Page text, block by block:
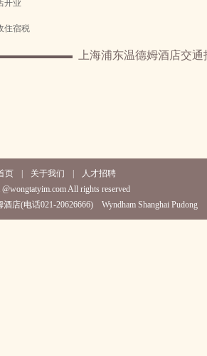
开业
住宿税
上海浦东温德姆酒店交通
页 关于我们
人才招聘
All rights reserved
店(电话021-20626666) Wyndham Shanghai Pudong